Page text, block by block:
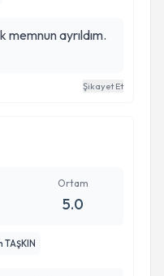
memnun ayrıldım.
Şikayet Et
Ortam
5.0
TAŞKIN